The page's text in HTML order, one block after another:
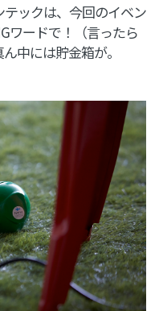
ックは、今回のイベン
ワードで！（言ったら
中には貯金箱が。